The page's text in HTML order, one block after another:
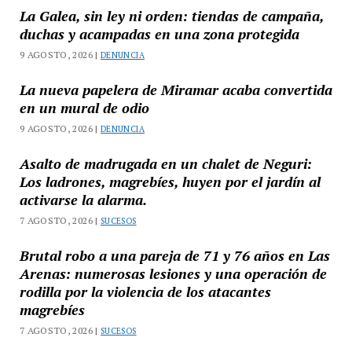
La Galea, sin ley ni orden: tiendas de campaña,
duchas y acampadas en una zona protegida
9 AGOSTO, 2026 |DENUNCIA
La nueva papelera de Miramar acaba convertida
en un mural de odio
9 AGOSTO, 2026 |DENUNCIA
Asalto de madrugada en un chalet de Neguri:
Los ladrones, magrebíes, huyen por el jardín al
activarse la alarma.
7 AGOSTO, 2026 | SUCESOS
Brutal robo a una pareja de 71 y 76 años en Las
Arenas: numerosas lesiones y una operación de
rodilla por la violencia de los atacantes
magrebíes
7 AGOSTO, 2026 | SUCESOS